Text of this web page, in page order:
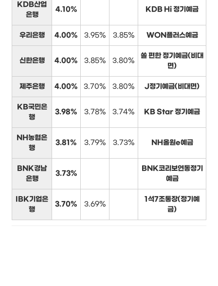
KDB산업
은행
4.10% KDB Hi 정기예금
우리은행 4.00% 3.95% 3.85% WON플러스예금
신한은행 4.00% 3.85% 3.80%
쏠 편한 정기예금(비대
면)
제주은행 4.00% 3.70% 3.80% J정기예금(비대면)
KB국민은
행
3.98% 3.78% 3.74% KB Star 정기예금
NH농협은
행
3.81% 3.79% 3.73% NH올원e예금
BNK경남
은행
3.73%
BNK코리보연동정기
예금
IBK기업은
행
3.70% 3.69%
1석7조통장(정기예
금)